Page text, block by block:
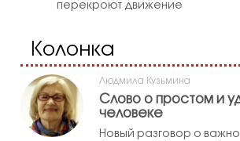
перекроют движение
Колонка
Людмила Кузьмина
Слово о простом и
человеке
Новый разговор о